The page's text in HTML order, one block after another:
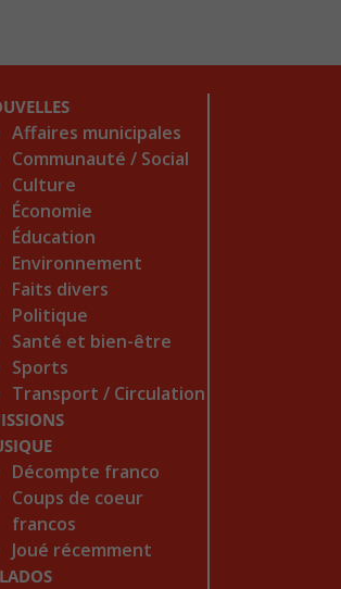
Affaires municipales
Communauté / Social
Culture
Économie
Éducation
Environnement
Faits divers
Politique
Santé et bien-être
Sports
Transport / Circulation
Décompte franco
Coups de coeur
francos
Joué récemment